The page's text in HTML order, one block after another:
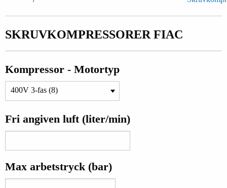
SKRUVKOMPRESSORER FIAC
Kompressor - Motortyp
Fri angiven luft (liter/min)
Max arbetstryck (bar)